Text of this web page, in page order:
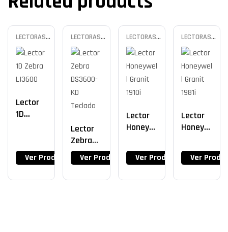
LECTORAS
INDUSTRIALES
Lector
1D
Ver Producto
LECTORAS
INDUSTRIALES
Lector
Zebra
DS3600
-KD
Ver Producto
LECTORAS
INDUSTRIALES
Lector
Honeyw
Granit
1910iVer Producto
LECTORAS
INDUSTRIALES
Lector
Honeyw
Granit
1981i
Ver